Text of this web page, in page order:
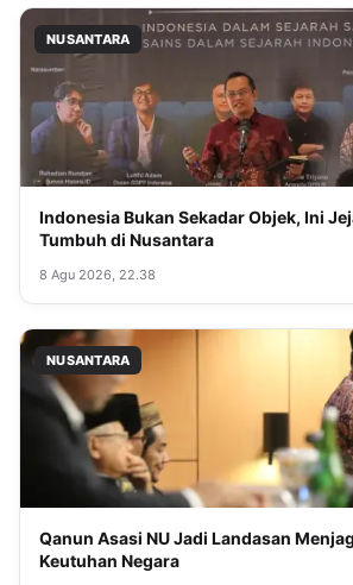
NUSANTARA
Indonesia Bukan Sekadar Objek, Ini
Tumbuh di Nusantara
8 Agu 2026, 22.38
NUSANTARA
Qanun Asasi NU Jadi Landasan
Keutuhan Negara